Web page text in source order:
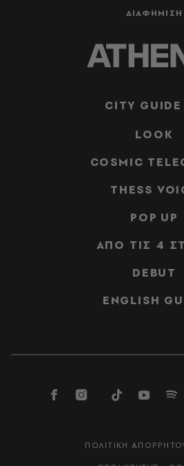
ΔΙΑΦΗΜΙΣΗ
CITY GUIDE
LOOK
COSMIC
THESS
POP UP
ΑΠΟ ΤΙΣ 4
DEBUT
ENGLISH
ΠΟΛΙΤΙΚΗ